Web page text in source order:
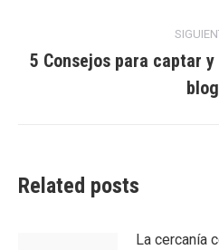
5 Consejos para captar
blog
Related posts
La cercanía